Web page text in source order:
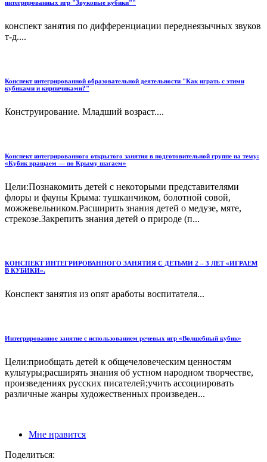
интегрированных игр "Звуковые кубики""
конспект занятия по дифференциации переднеязычных звуков
т-д....
Конспект интегрированной образовательной деятельности "Как играть с этими
кубиками и кирпичиками?"
Конструирование. Младший возраст....
Конспект интегрированного открытого занятия в подготовительной группе на тему:
«Кубик вращаем — по Крыму шагаем»
Цели:Познакомить детей с некоторыми представителями
флоры и фауны Крыма: тушканчиком, болотной совой,
можжевельником.Расширить знания детей о медузе, мяте,
стрекозе.Закрепить знания детей о природе (п...
КОНСПЕКТ ИНТЕГРИРОВАННОГО ЗАНЯТИЯ С ДЕТЬМИ 2 – 3 ЛЕТ «ИГРАЕМ
В КУБИКИ».
Конспект занятия из опят аработы воспитателя...
Интегрированное занятие с использованием речевых игр «Волшебный кубик»
Цели:приобщать детей к общечеловеческим ценностям
культуры;расширять знания об устном народном творчестве,
произведениях русских писателей;учить ассоциировать
различные жанры художественных произведен...
Мне нравится
Поделиться: